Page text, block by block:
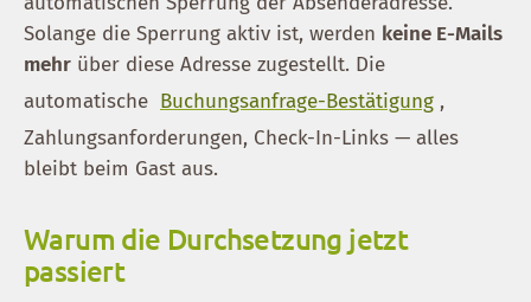
Solange die Sperrung aktiv ist, werden keine E-Mails
mehr über diese Adresse zugestellt. Die
automatische Buchungsanfrage-Bestätigung ,
Zahlungsanforderungen, Check-In-Links — alles
bleibt beim Gast aus.
Warum die Durchsetzung jetzt
passiert